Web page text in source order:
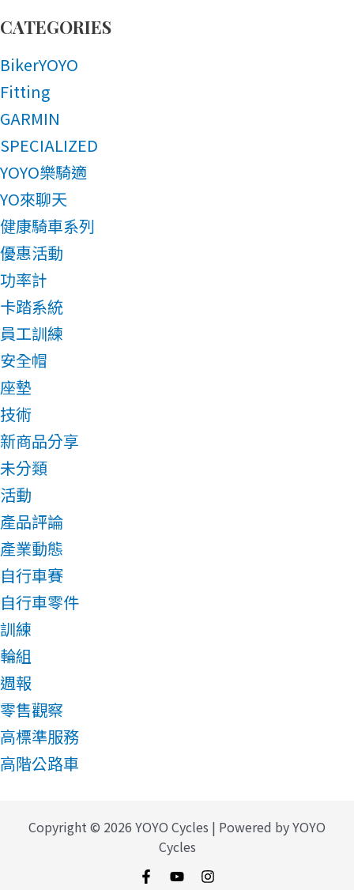
CATEGORIES
BikerYOYO
Fitting
GARMIN
SPECIALIZED
YOYO樂騎適
YO來聊天
健康騎車系列
優惠活動
功率計
卡踏系統
員工訓練
安全帽
座墊
技術
新商品分享
未分類
活動
產品評論
產業動態
自行車賽
自行車零件
訓練
輪組
週報
零售觀察
高標準服務
高階公路車
Copyright © 2026 YOYO Cycles | Powered by YOYO
Cycles